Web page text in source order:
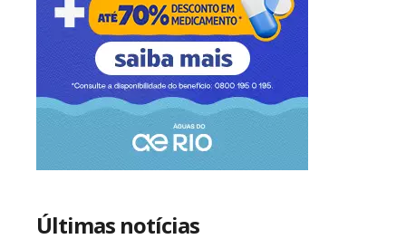
Últimas notícias